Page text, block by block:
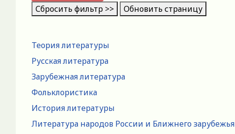
Теория литературы
Русская литература
Зарубежная литература
Фольклористика
История литературы
Литература народов России и Ближнего зарубежья
Сбросить фильтр >> Обновить страницу